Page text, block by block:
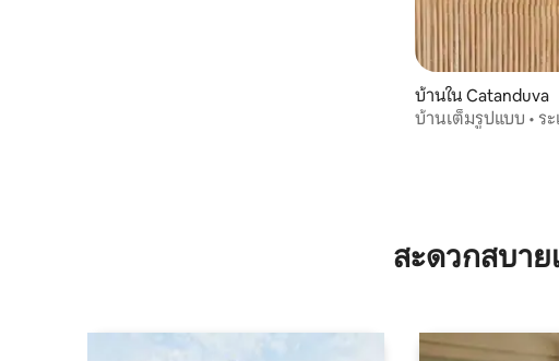
บ้านใน Catanduva
สะดวกสบา